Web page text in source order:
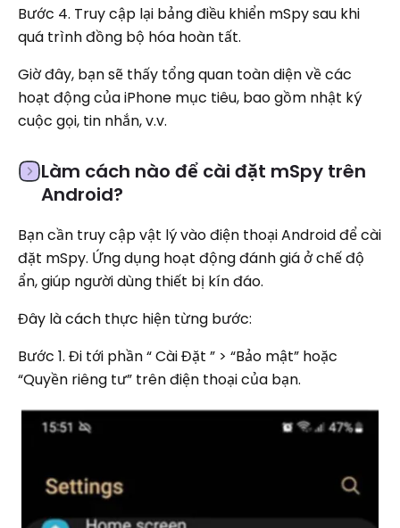
Bước 4. Truy cập lại bảng điều khiển mSpy sau khi
quá trình đồng bộ hóa hoàn tất.
Giờ đây, bạn sẽ thấy tổng quan toàn diện về các
hoạt động của iPhone mục tiêu, bao gồm nhật ký
cuộc gọi, tin nhắn, v.v.
Làm cách nào để cài đặt mSpy trên
Android?
Bạn cần truy cập vật lý vào điện thoại Android để cài
đặt mSpy. Ứng dụng hoạt động đánh giá ở chế độ
ẩn, giúp người dùng thiết bị kín đáo.
Đây là cách thực hiện từng bước:
Bước 1. Đi tới phần “ Cài Đặt ” > “Bảo mật” hoặc
“Quyền riêng tư” trên điện thoại của bạn.